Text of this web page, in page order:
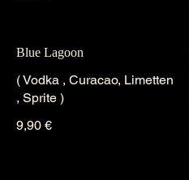
Blue Lagoon
( Vodka , Curacao, Limetten
, Sprite )
9,90 €